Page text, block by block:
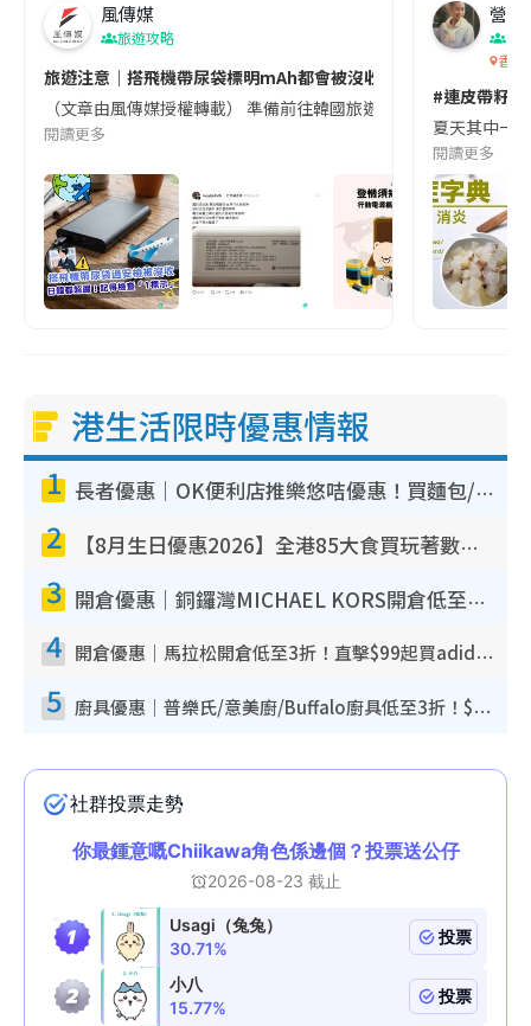
風傳媒
旅遊攻略
旅遊注意｜搭飛機帶尿袋標明mAh都會被沒收😱出發前切記檢查
（文章由風傳媒授權轉載） 準備前往韓國旅遊的民眾，近期要
閱讀更多
營養
香港
#連皮帶籽
夏天其中一
閱讀更多
港生活限時優惠情報
1 長者優惠｜OK便利店推樂悠咭優惠！買麵包/牛奶/保健品拍卡即減
2 【8月生日優惠2026】全港85大食買玩著數攻略 自助餐/火鍋放題同行免費＋誠品/DONKI送現金券
3 開倉優惠｜銅鑼灣MICHAEL KORS開倉低至17折！直擊$500起買手袋/銀包/鞋款 必買經典Jet Set系列
4 開倉優惠｜馬拉松開倉低至3折！直擊$99起買adidas／New Balance／Puma鞋款 STANLEY保溫杯劈價至$119起
5 廚具優惠｜普樂氏/意美廚/Buffalo廚具低至3折！$89起買煎鍋／炒鑊／個人鍋 同場小家電激減至$99起